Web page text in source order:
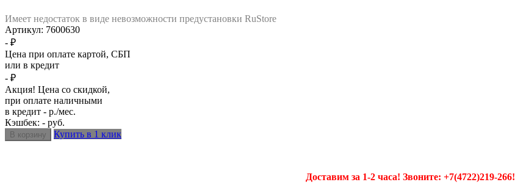
Имеет недостаток в виде невозможности предустановки RuStore
Артикул: 7600630
- ₽
Цена при оплате картой, СБП
или в кредит
- ₽
Акция! Цена со скидкой,
при оплате наличными
в кредит - р./мес.
Кэшбек: - руб.
Купить в 1 клик
Доставим за 1-2 часа! Звоните: +7(4722)219-266!